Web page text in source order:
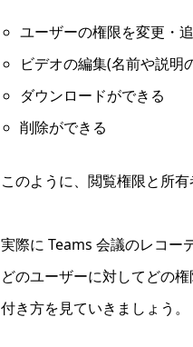
ユーザーの権限を変更・
ビデオの編集(名前や説明
ダウンロードができる
削除ができる
このように、閲覧権限と所
実際に Teams 会議のレコー
どのユーザーに対してどの
付き方を見ていきましょう。